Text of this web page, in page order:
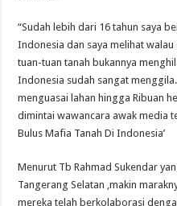
“Sudah lebih dari 16 tahun saya
Indonesia dan saya melihat
tuan-tuan tanah bukannya
Indonesia sudah sangat
menguasai lahan hingga Ribuan
dimintai wawancara awak media
Bulus Mafia Tanah Di Indonesia’
Menurut Tb Rahmad Sukendar
Tangerang Selatan ,makin
mereka telah berkolaborasi